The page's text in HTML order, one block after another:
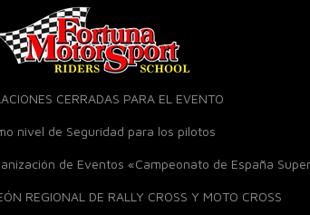
CERRADAS PARA EL EVENTO
nivel de Seguridad para los pilotos
de Eventos «Campeonato de España
REGIONAL DE RALLY CROSS Y MOTO CROSS